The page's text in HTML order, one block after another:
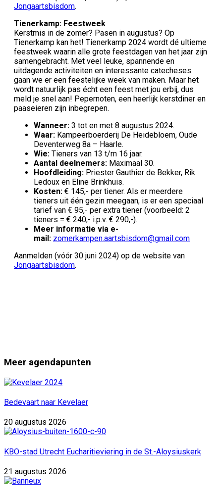
Jongaartsbisdom.
Tienerkamp: Feestweek
Kerstmis in de zomer? Pasen in augustus? Op
Tienerkamp kan het! Tienerkamp 2024 wordt dé ultieme
feestweek waarin alle grote feestdagen van het jaar zijn
samengebracht. Met veel leuke, spannende en
uitdagende activiteiten en interessante catecheses
gaan we er een feestelijke week van maken. Maar het
wordt natuurlijk pas écht een feest met jou erbij, dus
meld je snel aan! Pepernoten, een heerlijk kerstdiner en
paaseieren zijn inbegrepen.
Wanneer: 3 tot en met 8 augustus 2024.
Waar: Kampeerboerderij De Heidebloem, Oude
Deventerweg 8a – Haarle.
Wie: Tieners van 13 t/m 16 jaar.
Aantal deelnemers: Maximaal 30.
Hoofdleiding: Priester Gauthier de Bekker, Rik
Ledoux en Eline Brinkhuis.
Kosten: € 145,- per tiener. Als er meerdere
tieners uit één gezin meegaan, is er een speciaal
tarief van € 95,- per extra tiener (voorbeeld: 2
tieners = € 240,- i.p.v. € 290,-).
Meer informatie via e-
mail: zomerkampen.aartsbisdom@gmail.com
Aanmelden (vóór 30 juni 2024) op de website van
Jongaartsbisdom.
Meer agendapunten
Bedevaart naar Kevelaer
20 augustus 2026
KBO-stad Utrecht Eucharitieviering in de St.-Aloysiuskerk
21 augustus 2026